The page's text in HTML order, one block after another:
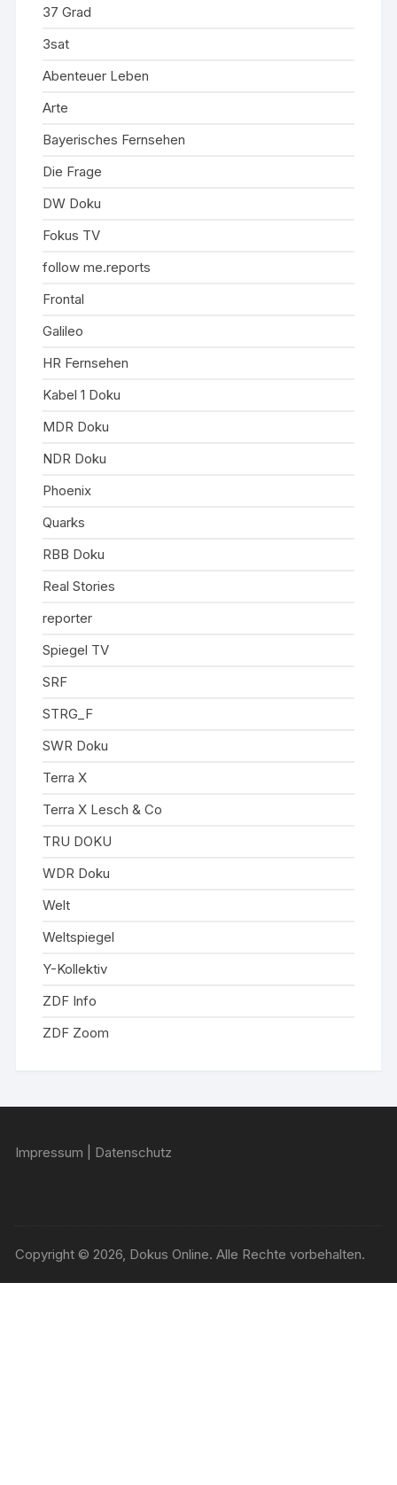
37 Grad
3sat
Abenteuer Leben
Arte
Bayerisches Fernsehen
Die Frage
DW Doku
Fokus TV
follow me.reports
Frontal
Galileo
HR Fernsehen
Kabel 1 Doku
MDR Doku
NDR Doku
Phoenix
Quarks
RBB Doku
Real Stories
reporter
Spiegel TV
SRF
STRG_F
SWR Doku
Terra X
Terra X Lesch & Co
TRU DOKU
WDR Doku
Welt
Weltspiegel
Y-Kollektiv
ZDF Info
ZDF Zoom
Impressum Datenschutz
Copyright © 2026, Dokus Online. Alle Rechte vorbehalten.